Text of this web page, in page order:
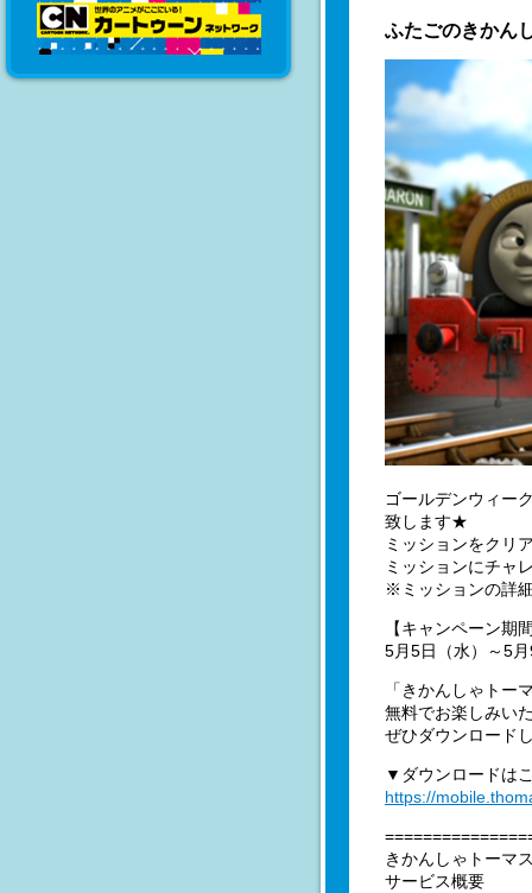
ふたごのきかん
ゴールデンウィー
致します★
ミッションをクリ
ミッションにチャ
※ミッションの詳
【キャンペーン期
5月5日（水）～5
「きかんしゃトー
無料でお楽しみい
ぜひダウンロード
▼ダウンロードは
https://
きかんしゃトーマ
サービス概要